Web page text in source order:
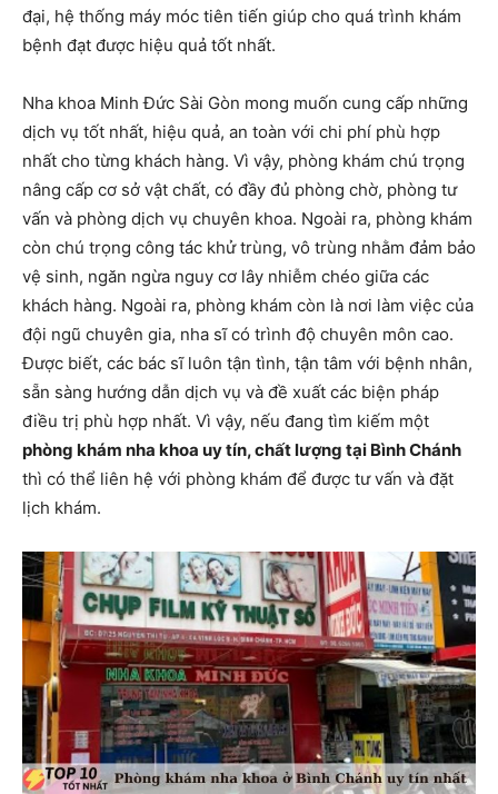
đại, hệ thống máy móc tiên tiến giúp cho quá trình khám
bệnh đạt được hiệu quả tốt nhất.
Nha khoa Minh Đức Sài Gòn mong muốn cung cấp những
dịch vụ tốt nhất, hiệu quả, an toàn với chi phí phù hợp
nhất cho từng khách hàng. Vì vậy, phòng khám chú trọng
nâng cấp cơ sở vật chất, có đầy đủ phòng chờ, phòng tư
vấn và phòng dịch vụ chuyên khoa. Ngoài ra, phòng khám
còn chú trọng công tác khử trùng, vô trùng nhằm đảm bảo
vệ sinh, ngăn ngừa nguy cơ lây nhiễm chéo giữa các
khách hàng. Ngoài ra, phòng khám còn là nơi làm việc của
đội ngũ chuyên gia, nha sĩ có trình độ chuyên môn cao.
Được biết, các bác sĩ luôn tận tình, tận tâm với bệnh nhân,
sẵn sàng hướng dẫn dịch vụ và đề xuất các biện pháp
điều trị phù hợp nhất. Vì vậy, nếu đang tìm kiếm một
phòng khám nha khoa uy tín, chất lượng tại Bình Chánh
thì có thể liên hệ với phòng khám để được tư vấn và đặt
lịch khám.